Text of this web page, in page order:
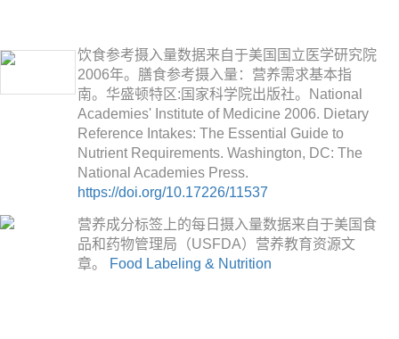
饮食参考摄入量数据来自于美国国立医学研究院
2006年。膳食参考摄入量：营养需求基本指
南。华盛顿特区:国家科学院出版社。National
Academies' Institute of Medicine 2006. Dietary
Reference Intakes: The Essential Guide to
Nutrient Requirements. Washington, DC: The
National Academies Press.
https://doi.org/10.17226/11537
营养成分标签上的每日摄入量数据来自于美国食
品和药物管理局（USFDA）营养教育资源文
章。
Food Labeling & Nutrition